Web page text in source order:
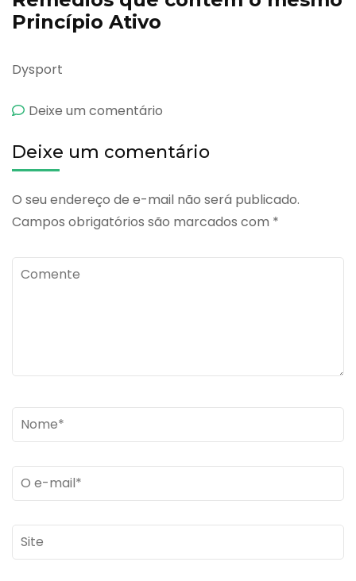
Princípio Ativo
Dysport
Deixe um comentário
Deixe um comentário
O seu endereço de e-mail não será publicado.
Campos obrigatórios são marcados com *
Comente
Name*
Email *
Site